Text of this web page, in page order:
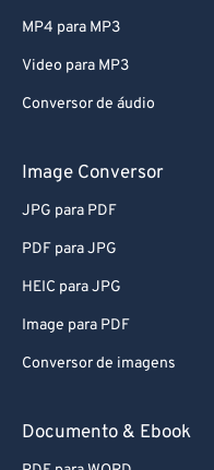
MP4 para MP3
Video para MP3
Conversor de áudio
Image Conversor
JPG para PDF
PDF para JPG
HEIC para JPG
Image para PDF
Conversor de imagens
Documento & Ebook